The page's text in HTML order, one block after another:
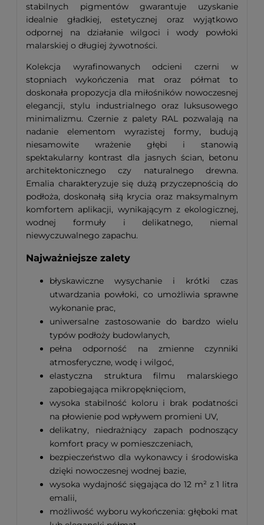
stabilnych pigmentów gwarantuje uzyskanie
idealnie gładkiej, estetycznej oraz wyjątkowo
odpornej na działanie wilgoci i wody powłoki
malarskiej o długiej żywotności.
Kolekcja wyrafinowanych odcieni czerni w
stopniach wykończenia mat oraz półmat to
doskonała propozycja dla miłośników nowoczesnej
elegancji, stylu industrialnego oraz luksusowego
minimalizmu. Czernie z palety RAL pozwalają na
nadanie elementom wyrazistej formy, budują
niesamowite wrażenie głębi i stanowią
spektakularny kontrast dla jasnych ścian, betonu
architektonicznego czy naturalnego drewna.
Emalia charakteryzuje się dużą przyczepnością do
podłoża, doskonałą siłą krycia oraz maksymalnym
komfortem aplikacji, wynikającym z ekologicznej,
wodnej formuły i delikatnego, niemal
niewyczuwalnego zapachu.
Najważniejsze zalety
błyskawiczne wysychanie i krótki czas
utwardzania powłoki, co umożliwia sprawne
wykonanie prac,
uniwersalne zastosowanie do bardzo wielu
typów podłoży budowlanych,
pełna odporność na zmienne czynniki
atmosferyczne, wodę i wilgoć,
elastyczna struktura filmu malarskiego
zapobiegająca mikropęknięciom,
wysoka stabilność koloru i brak podatności
na płowienie pod wpływem promieni UV,
delikatny, niedrażniący zapach podnoszący
komfort pracy w pomieszczeniach,
bezpieczeństwo dla wykonawcy i środowiska
dzięki nowoczesnej wodnej bazie,
wysoka wydajność sięgająca do 12 m² z 1 litra
emalii,
możliwość wyboru wykończenia: głęboki mat